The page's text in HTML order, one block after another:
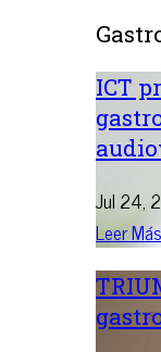
ICT
Jul 24,
Leer Más